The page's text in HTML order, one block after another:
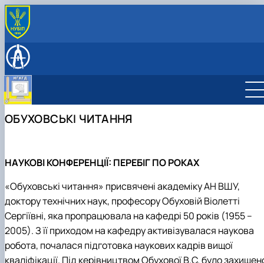
ПРО КАФЕДРУ
НАУКОВІ ГУРТКИ
моделювання
НАУКОВА РОБОТА
ОБУХОВСЬКІ ЧИТАННЯ
НАУКОВІ КОНФЕРЕНЦІЇ: ПЕРЕБІГ ПО РОКАХ
«Обуховські читання» присвячені академіку АН ВШУ,
доктору технічних наук, професору Обуховій Віолетті
Сергіївні, яка пропрацювала на кафедрі 50 років (1955 –
2005). З її приходом на кафедру активізувалася наукова
робота, почалася підготовка наукових кадрів вищої
кваліфікації. Під керівництвом Обухової В.С. було